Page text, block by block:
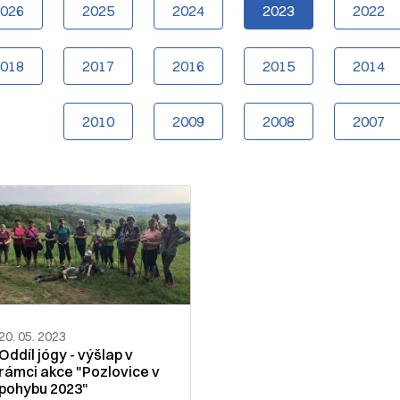
2025 2024 2023 2022
2017 2016 2015 2014
2010 2009 2008 2007
05. 2023
jógy - výšlap v
akce "Pozlovice v
2023"